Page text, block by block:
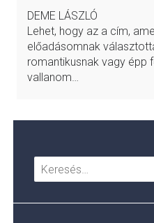
DEME LÁSZLÓ
Lehet, hogy az a cím,
előadásomnak
romantikusnak vagy épp
vallanom…
Keresés: